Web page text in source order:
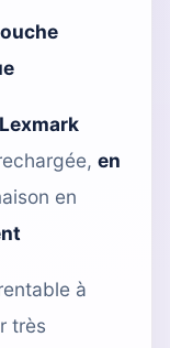
en
en
à
très